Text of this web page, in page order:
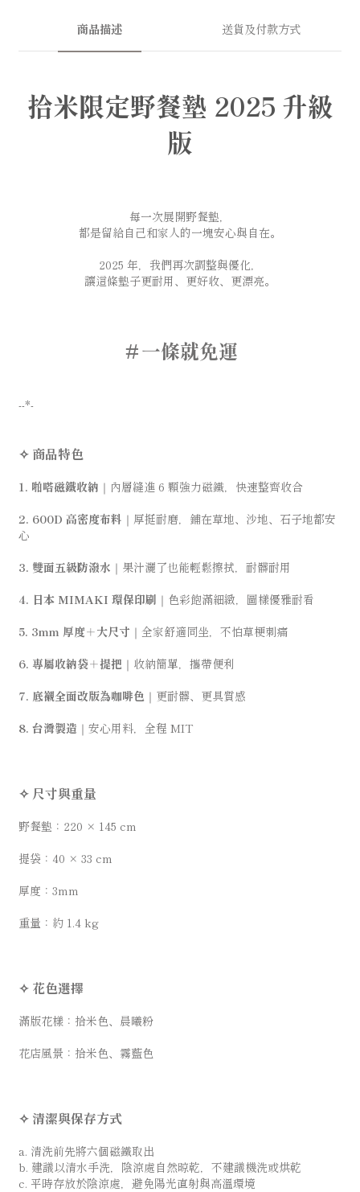
商品描述 送貨及付款方式
拾米限定野餐墊 2025 升級
版
每一次展開野餐墊，
都是留給自己和家人的一塊安心與自在。
2025 年，我們再次調整與優化，
讓這條墊子更耐用、更好收、更漂亮。
＃一條就免運
--*-
✧ 商品特色
1. 啪嗒磁鐵收納 ｜內層縫進 6 顆強力磁鐵，快速整齊收合
2. 600D 高密度布料 ｜厚挺耐磨，鋪在草地、沙地、石子地都安
心
3. 雙面五級防潑水 ｜果汁灑了也能輕鬆擦拭，耐髒耐用
4. 日本 MIMAKI 環保印刷 ｜色彩飽滿細緻，圖樣優雅耐看
5. 3mm 厚度＋大尺寸 ｜全家舒適同坐，不怕草梗刺痛
6. 專屬收納袋＋提把 ｜收納簡單，攜帶便利
7. 底襯全面改版為咖啡色 ｜更耐髒、更具質感
8. 台灣製造 ｜安心用料，全程 MIT
✧ 尺寸與重量
野餐墊：220 × 145 cm
提袋：40 × 33 cm
厚度：3mm
重量：約 1.4 kg
✧ 花色選擇
滿版花樣：拾米色、晨曦粉
花店風景：拾米色、霧藍色
✧ 清潔與保存方式
a. 清洗前先將六個磁鐵取出
b. 建議以清水手洗，陰涼處自然晾乾，不建議機洗或烘乾
c. 平時存放於陰涼處，避免陽光直射與高溫環境